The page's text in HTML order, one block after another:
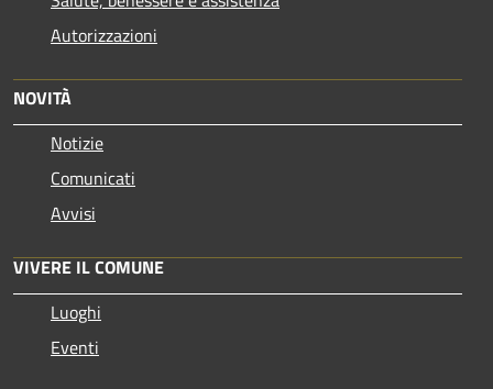
Autorizzazioni
NOVITÀ
Notizie
Comunicati
Avvisi
VIVERE IL COMUNE
Luoghi
Eventi